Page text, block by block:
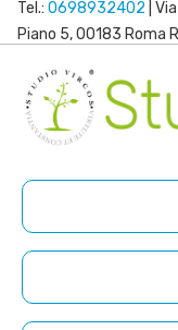
Tel.: 0698932402 |
Piano 5, 00183 Roma